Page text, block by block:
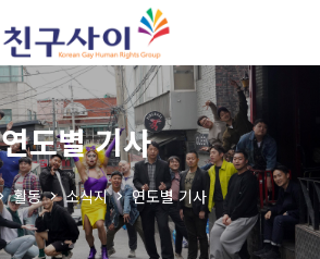
연도별 기사
활동 소식지 연도별 기사